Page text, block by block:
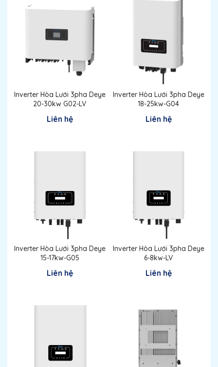
Inverter Hòa Lưới 3pha Deye
20-30kw G02-LV
Liên hệ
Inverter Hòa Lưới 3pha Deye
18-25kw-G04
Liên hệ
Inverter Hòa Lưới 3pha Deye
15-17kw-G05
Liên hệ
Inverter Hòa Lưới 3pha Deye
6-8kw-LV
Liên hệ